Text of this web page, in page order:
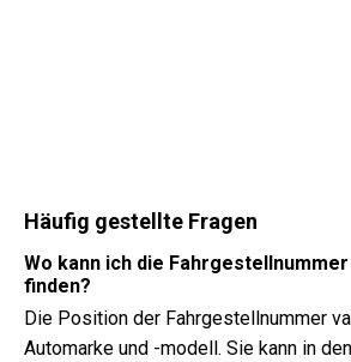
Häufig gestellte Fragen
Wo kann ich die
finden?
Die Position der Fahrgestellnummer
Automarke und -modell. Sie kann in